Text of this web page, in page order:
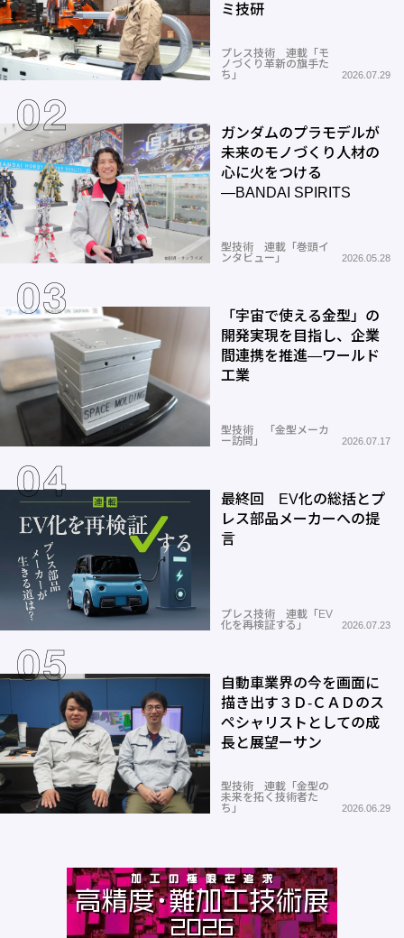
ミ技研
プレス技術 連載「モ
ノづくり革新の旗手た
ち」
2026.07.29
ガンダムのプラモデルが
未来のモノづくり人材の
心に火をつける
―BANDAI SPIRITS
型技術 連載「巻頭イ
ンタビュー」
2026.05.28
「宇宙で使える金型」の
開発実現を目指し、企業
間連携を推進―ワールド
工業
型技術 「金型メーカ
ー訪問」
2026.07.17
最終回 EV化の総括とプ
レス部品メーカーへの提
言
プレス技術 連載「EV
化を再検証する」
2026.07.23
自動車業界の今を画面に
描き出す３Ｄ-ＣＡＤのス
ペシャリストとしての成
長と展望ーサン
型技術 連載「金型の
未来を拓く技術者た
ち」
2026.06.29